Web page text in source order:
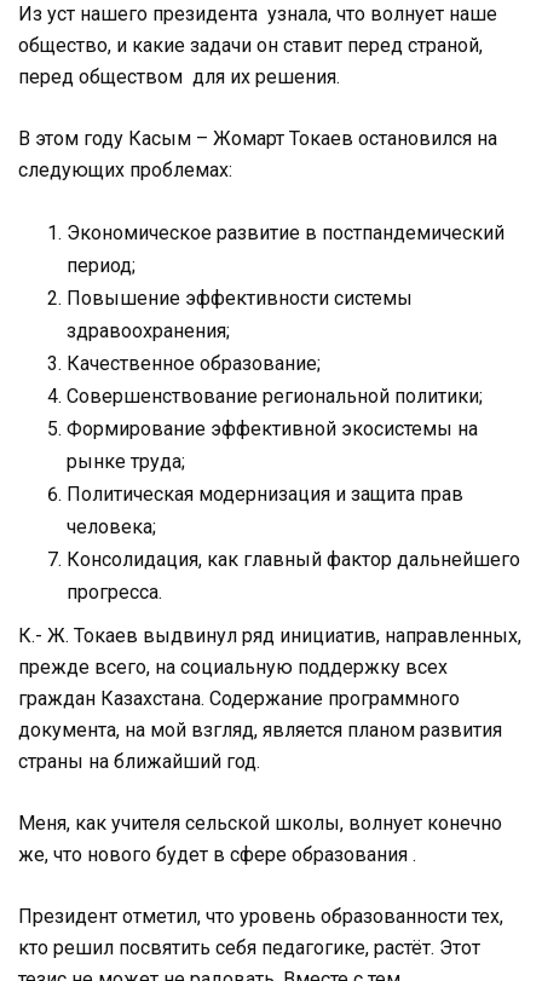
Из уст нашего президента узнала, что волнует наше
общество, и какие задачи он ставит перед страной,
перед обществом для их решения.
В этом году Касым – Жомарт Токаев остановился на
следующих проблемах:
Экономическое развитие в постпандемический
период;
Повышение эффективности системы
здравоохранения;
Качественное образование;
Совершенствование региональной политики;
Формирование эффективной экосистемы на
рынке труда;
Политическая модернизация и защита прав
человека;
Консолидация, как главный фактор дальнейшего
прогресса.
К.- Ж. Токаев выдвинул ряд инициатив, направленных,
прежде всего, на социальную поддержку всех
граждан Казахстана. Содержание программного
документа, на мой взгляд, является планом развития
страны на ближайший год.
Меня, как учителя сельской школы, волнует конечно
же, что нового будет в сфере образования .
Президент отметил, что уровень образованности тех,
кто решил посвятить себя педагогике, растёт. Этот